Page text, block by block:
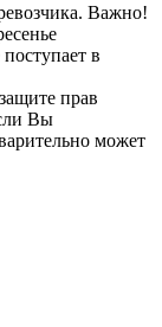
Важно!
в
прав
Вы
может